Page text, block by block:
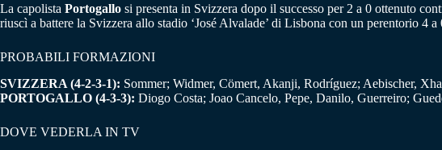
La capolista Portogallo si presenta in Svizzera dopo il successo per 2 a 0 ottenuto
riuscì a battere la Svizzera allo stadio ‘José Alvalade’ di Lisbona con un perentorio
PROBABILI FORMAZIONI
SVIZZERA (4-2-3-1): Sommer; Widmer, Cömert, Akanji, Rodríguez; Aebischer,
PORTOGALLO (4-3-3): Diogo Costa; Joao Cancelo, Pepe, Danilo, Guerreiro;
DOVE VEDERLA IN TV